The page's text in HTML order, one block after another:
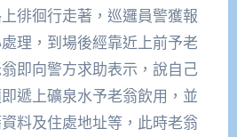
徘徊行走著，巡邏員警獲報
理，到場後經靠近上前予老
即向警方求助表示，說自己
遞上礦泉水予老翁飲用，並
料及住處地址等，此時老翁